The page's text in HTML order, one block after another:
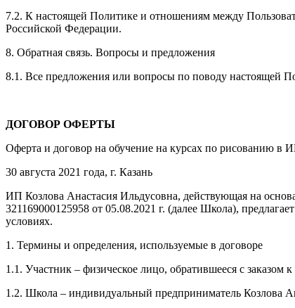
7.2. К настоящей Политике и отношениям между
Российской Федерации.
8. Обратная связь. Вопросы и предложения
8.1. Все предложения или вопросы по поводу настоящей
ДОГОВОР ОФЕРТЫ
Оферта и договор на обучение на курсах по рисованию в
30 августа 2021 года, г. Казань
ИП Козлова Анастасия Ильдусовна, действующая на
321169000125958 от 05.08.2021 г. (далее Школа),
условиях.
1. Термины и определения, используемые в договоре
1.1. Участник – физическое лицо, обратившееся с
1.2. Школа – индивидуальный предприниматель Козлова